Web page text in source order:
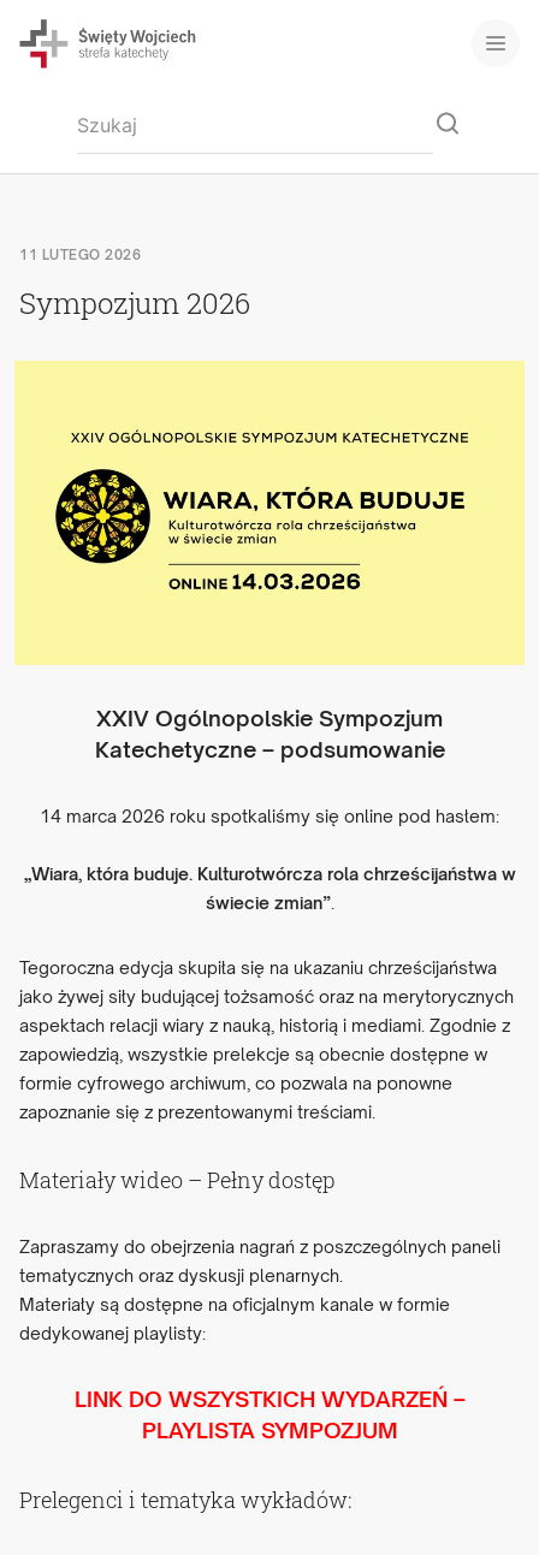
11 LUTEGO 2026
Sympozjum 2026
XXIV Ogólnopolskie Sympozjum
Katechetyczne – podsumowanie
14 marca 2026 roku spotkaliśmy się online pod hasłem:
„Wiara, która buduje. Kulturotwórcza rola chrześcijaństwa w
świecie zmian”.
Tegoroczna edycja skupiła się na ukazaniu chrześcijaństwa
jako żywej siły budującej tożsamość oraz na merytorycznych
aspektach relacji wiary z nauką, historią i mediami. Zgodnie z
zapowiedzią, wszystkie prelekcje są obecnie dostępne w
formie cyfrowego archiwum, co pozwala na ponowne
zapoznanie się z prezentowanymi treściami.
Materiały wideo – Pełny dostęp
Zapraszamy do obejrzenia nagrań z poszczególnych paneli
tematycznych oraz dyskusji plenarnych.
Materiały są dostępne na oficjalnym kanale w formie
dedykowanej playlisty:
LINK DO WSZYSTKICH WYDARZEŃ –
PLAYLISTA SYMPOZJUM
Prelegenci i tematyka wykładów: